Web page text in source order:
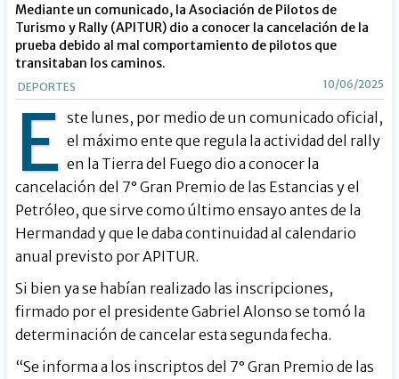
Mediante un comunicado, la Asociación de Pilotos de
Turismo y Rally (APITUR) dio a conocer la cancelación de la
prueba debido al mal comportamiento de pilotos que
transitaban los caminos.
DEPORTES 10/06/2025
E ste lunes, por medio de un comunicado oficial,
el máximo ente que regula la actividad del rally
en la Tierra del Fuego dio a conocer la
cancelación del 7° Gran Premio de las Estancias y el
Petróleo, que sirve como último ensayo antes de la
Hermandad y que le daba continuidad al calendario
anual previsto por APITUR.
Si bien ya se habían realizado las inscripciones,
firmado por el presidente Gabriel Alonso se tomó la
determinación de cancelar esta segunda fecha.
“Se informa a los inscriptos del 7° Gran Premio de las